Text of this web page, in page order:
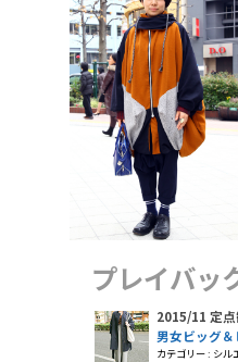
プレイバッ
2015/11 定点
男女ビッグ
カテゴリー : シル